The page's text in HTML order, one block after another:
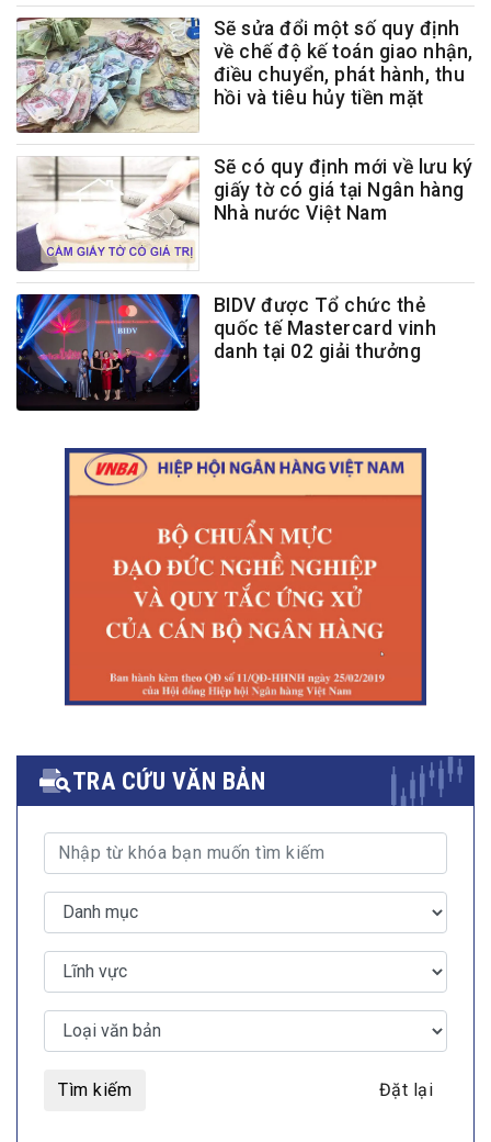
Sẽ sửa đổi một số quy định
về chế độ kế toán giao nhận,
điều chuyển, phát hành, thu
hồi và tiêu hủy tiền mặt
Sẽ có quy định mới về lưu ký
giấy tờ có giá tại Ngân hàng
Nhà nước Việt Nam
BIDV được Tổ chức thẻ
quốc tế Mastercard vinh
danh tại 02 giải thưởng
TRA CỨU VĂN BẢN
Tìm kiếm Đặt lại